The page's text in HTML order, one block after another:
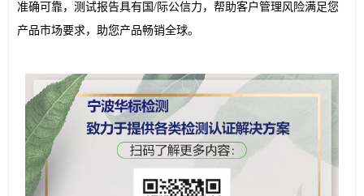
准确可靠，测试报告具有国/际公信力，帮助客户管理风险满足您
产品市场要求，助您产品畅销全球。